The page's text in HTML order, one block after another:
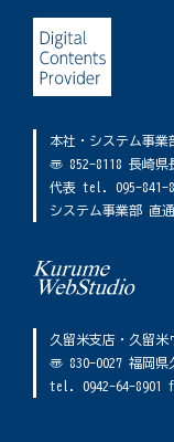
本社・システム事業
〠 852-8118 長崎県
代表 tel. 095-841-
システム事業部 直
久留米支店・久留米
〠 830-0027 福岡県
tel. 0942-64-8901